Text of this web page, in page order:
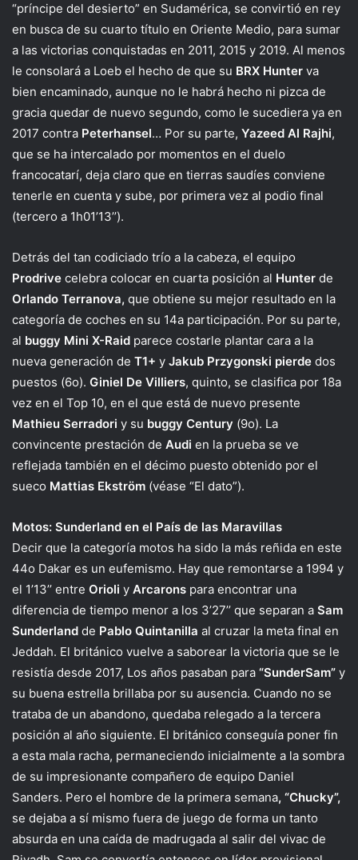
“príncipe del desierto” en Sudamérica, se convirtió en rey
en busca de su cuarto título en Oriente Medio, para sumar
a las victorias conquistadas en 2011, 2015 y 2019. Al menos
le consolará a Loeb el hecho de que su BRX Hunter va
bien encaminado, aunque no le habrá hecho ni pizca de
gracia quedar de nuevo segundo, como le sucediera ya en
2017 contra Peterhansel… Por su parte, Yazeed Al Rajhi,
que se ha intercalado por momentos en el duelo
francocatarí, deja claro que en tierras saudíes conviene
tenerle en cuenta y sube, por primera vez al podio final
(tercero a 1h01’13’’).
Detrás del tan codiciado trío a la cabeza, el equipo
Prodrive celebra colocar en cuarta posición al Hunter de
Orlando Terranova, que obtiene su mejor resultado en la
categoría de coches en su 14a participación. Por su parte,
al buggy Mini X-Raid parece costarle plantar cara a la
nueva generación de T1+ y Jakub Przygonski pierde dos
puestos (6o). Giniel De Villiers, quinto, se clasifica por 18a
vez en el Top 10, en el que está de nuevo presente
Mathieu Serradori y su buggy Century (9o). La
convincente prestación de Audi en la prueba se ve
reflejada también en el décimo puesto obtenido por el
sueco Mattias Ekström (véase “El dato”).
Motos: Sunderland en el País de las Maravillas
Decir que la categoría motos ha sido la más reñida en este
44o Dakar es un eufemismo. Hay que remontarse a 1994 y
el 1’13’’ entre Orioli y Arcarons para encontrar una
diferencia de tiempo menor a los 3’27’’ que separan a Sam
Sunderland de Pablo Quintanilla al cruzar la meta final en
Jeddah. El británico vuelve a saborear la victoria que se le
resistía desde 2017, Los años pasaban para “SunderSam” y
su buena estrella brillaba por su ausencia. Cuando no se
trataba de un abandono, quedaba relegado a la tercera
posición al año siguiente. El británico conseguía poner fin
a esta mala racha, permaneciendo inicialmente a la sombra
de su impresionante compañero de equipo Daniel
Sanders. Pero el hombre de la primera semana, “Chucky”,
se dejaba a sí mismo fuera de juego de forma un tanto
absurda en una caída de madrugada al salir del vivac de